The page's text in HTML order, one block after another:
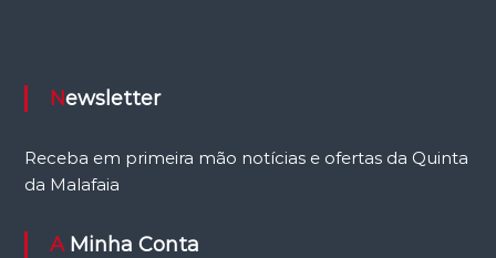
Newsletter
Receba em primeira mão notícias e ofertas da Quinta
da Malafaia
A Minha Conta